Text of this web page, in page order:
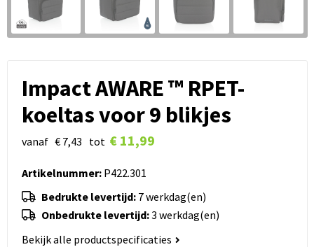
Impact AWARE ™ RPET-
koeltas voor 9 blikjes
vanaf € 7,43 tot € 11,99
Artikelnummer:P422.301
Bedrukte levertijd: 7 werkdag(en)
Onbedrukte levertijd:3 werkdag(en)
Bekijk alle productspecificaties